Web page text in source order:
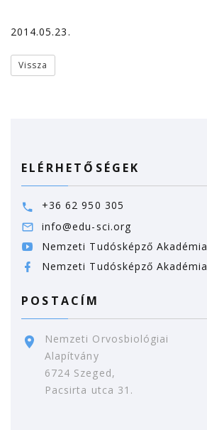
2014.05.23.
Vissza
ELÉRHETŐSÉGEK
+36 62 950 305
info@edu-sci.org
Nemzeti Tudósképző Akadémia
Nemzeti Tudósképző Akadémia
POSTACÍM
Nemzeti Orvosbiológiai
Alapítvány
6724 Szeged,
Pacsirta utca 31.